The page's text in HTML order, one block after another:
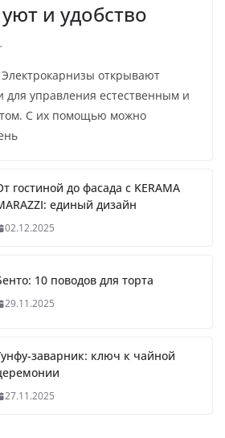
и удобство
открывают
для управления естественным и
С их помощью можно
гостиной до фасада с KERAMA
единый дизайн
02.12.2025
10 поводов для торта
29.11.2025
заварник: ключ к чайной
27.11.2025